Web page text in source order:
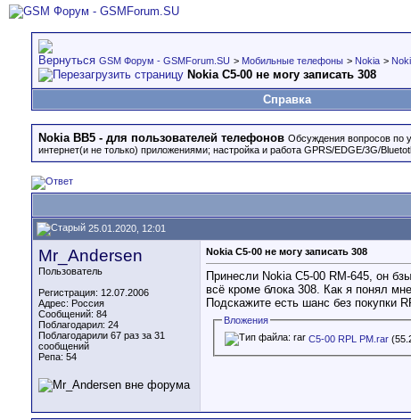
GSM Форум - GSMForum.SU > Мобильные телефоны > Nokia >
Nokia C5-00 не могу записать 308
Справка
Nokia BB5 - для пользователей телефонов Обсуждения вопросов по
интернет(и не только) приложениями; настройка и работа GPRS/EDGE/3G/
25.01.2020, 12:01
Mr_Andersen
Пользователь
Регистрация: 12.07.2006
Адрес: Россия
Сообщений: 84
Поблагодарил: 24
Поблагодарили 67 раз за 31
сообщений
Репа: 54
Nokia C5-00 не могу записать 308
Принесли Nokia C5-00 RM-645, он
всё кроме блока 308. Как я понял
Подскажите есть шанс без покупки
Вложения
C5-00 RPL PM.rar